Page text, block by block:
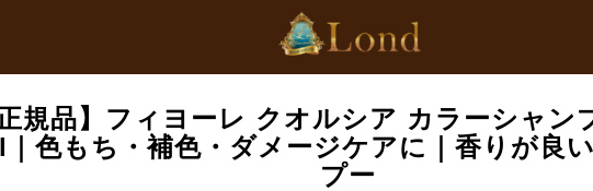
正規品】フィヨーレ クオルシア カラーシャン
色もち・補色・ダメージケアに｜香りが良
プー